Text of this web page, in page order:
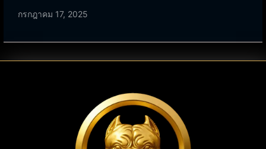
กรกฎาคม 17, 2025